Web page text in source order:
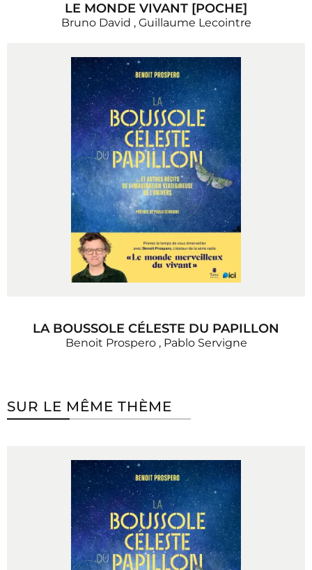
LE MONDE VIVANT [POCHE]
Bruno David , Guillaume Lecointre
LA BOUSSOLE CÉLESTE DU PAPILLON
Benoit Prospero, Pablo Servigne
SUR LE MÊME THÈME